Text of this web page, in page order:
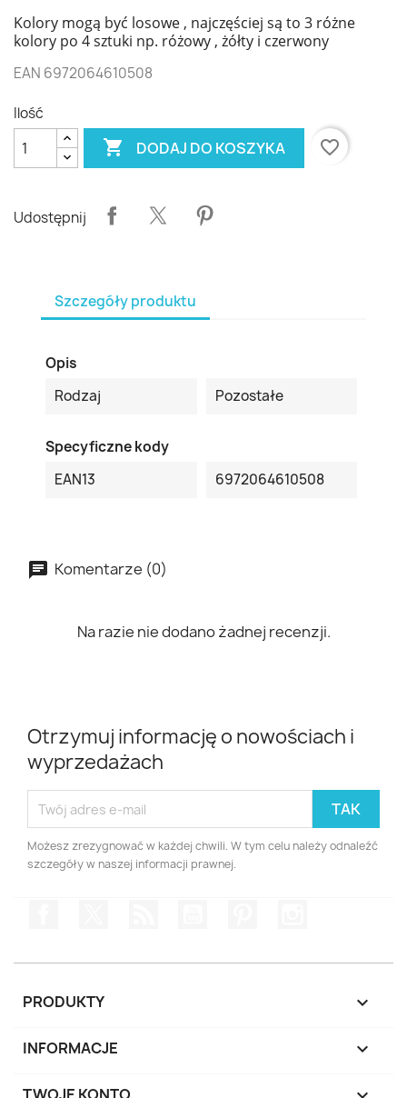
Kolory mogą być losowe , najczęściej są to 3 różne
kolory po 4 sztuki np. różowy , żółty i czerwony
EAN 6972064610508
Ilość
 DODAJ DO KOSZYKA favorite_border
Udostępnij
Szczegóły produktu
Opis
Rodzaj
Pozostałe
Specyficzne kody
EAN13
6972064610508
Komentarze (0)
Na razie nie dodano żadnej recenzji.
Otrzymuj informację o nowościach i
wyprzedażach
Możesz zrezygnować w każdej chwili. W tym celu należy odnaleźć
szczegóły w naszej informacji prawnej.
PRODUKTY 
INFORMACJE 